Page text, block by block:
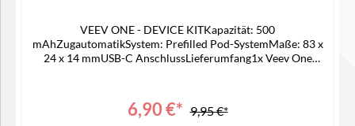
VEEV ONE - DEVICE KITKapazität: 500
mAhZugautomatikSystem: Prefilled Pod-SystemMaße: 83 x
24 x 14 mmUSB-C AnschlussLieferumfang1x Veev One
6,90 €* 9,95 €*